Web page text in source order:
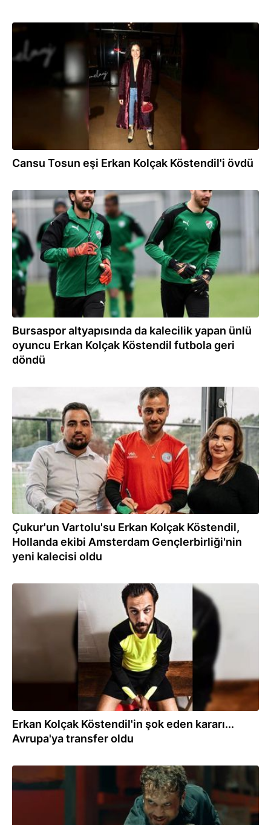
Cansu Tosun eşi Erkan Kolçak Köstendil'i övdü
02.09.2021
Bursaspor altyapısında da kalecilik yapan ünlü
oyuncu Erkan Kolçak Köstendil futbola geri
döndü
Çukur'un Vartolu'su Erkan Kolçak Köstendil,
Hollanda ekibi Amsterdam Gençlerbirliği'nin
yeni kalecisi oldu
Erkan Kolçak Köstendil'in şok eden kararı...
Avrupa'ya transfer oldu
07.06.2021